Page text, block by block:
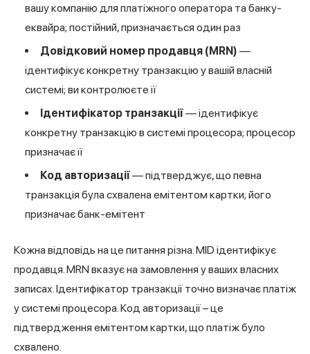
вашу компанію для платіжного оператора та банку-
еквайра; постійний, призначається один раз
Довідковий номер продавця (MRN) —
ідентифікує конкретну транзакцію у вашій власній
системі; ви контролюєте її
Ідентифікатор транзакції— ідентифікує
конкретну транзакцію в системі процесора; процесор
призначає її
Код авторизації— підтверджує, що певна
транзакція була схвалена емітентом картки; його
призначає банк-емітент
Кожна відповідь на це питання різна. MID ідентифікує
продавця. MRN вказує на замовлення у ваших власних
записах. Ідентифікатор транзакції точно визначає платіж
у системі процесора. Код авторизації – це
підтвердження емітентом картки, що платіж було
схвалено.